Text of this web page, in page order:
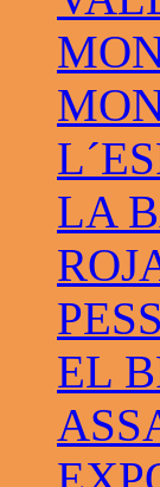
LA
EL